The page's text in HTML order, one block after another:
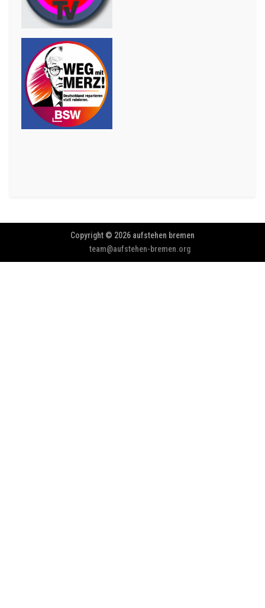
Copyright © 2026 aufstehen bremen
team@aufstehen-bremen.org